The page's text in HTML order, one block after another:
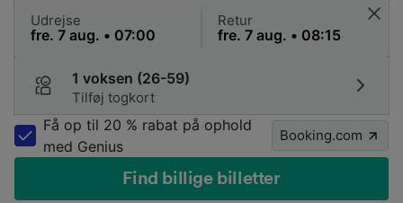
Udrejse Retur
1 voksen (26-59)
Tilføj togkort
Få op til 20 % rabat på ophold
med Genius
Booking.com
Find billige billetter